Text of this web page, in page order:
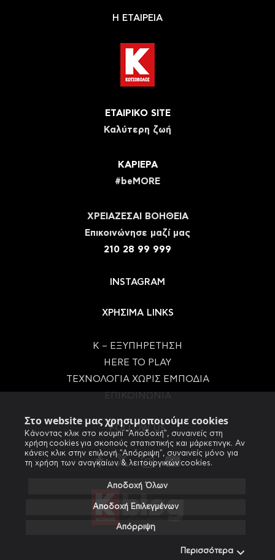
Στο website μας χρησιμοποιούμε cookies
Κάνοντας κλικ στο κουμπί "Αποδοχή", συναινείς στη
χρήση cookies για σκοπούς στατιστικής και μάρκετινγκ. Αν
κάνεις κλικ στην επιλογή "Απόρριψη", συναινείς μόνο για
τη χρήση των αναγκαίων & λειτουργικών cookies.
Αποδοχή Όλων
Αποδοχή Επιλεγμένων
Απόρριψη
Περισσότερα
Η ΕΤΑΙΡΕΙΑ
ΕΤΑΙΡΙΚΟ SITE
Καλύτερη ζωή
ΚΑΡΙΕΡΑ
#beMORE
ΧΡΕΙΑΖΕΣΑΙ ΒΟΗΘΕΙΑ
Eπικοινώνησε μαζί μας
210 28 99 999
INSTAGRAM
ΧΡΗΣΙΜΑ LINKS
Κ – ΕΞΥΠΗΡΕΤΗΣΗ
HERE TO PLAY
ΤΕΧΝΟΛΟΓΙΑ ΧΩΡΙΣ ΕΜΠΟΔΙΑ
FOLLOW US